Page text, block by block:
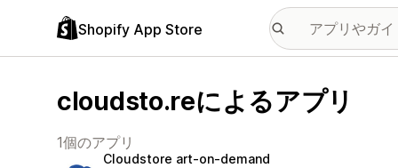
Shopify App Store
cloudsto.reによるアプリ
1個のアプリ
Cloudstore art‑on‑demand